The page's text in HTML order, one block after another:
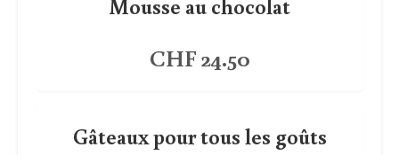
Mousse au chocolat
CHF 24.50
Gâteaux pour tous les goûts